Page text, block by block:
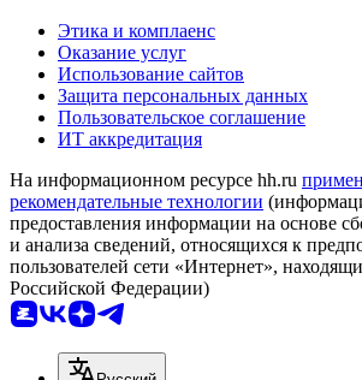
Этика и комплаенс
Оказание услуг
Использование сайтов
Защита персональных данных
Пользовательское соглашение
ИТ аккредитация
На информационном ресурсе hh.ru
рекомендательные технологии
предоставления информации на основе
и анализа сведений, относящихся к
пользователей сети «Интернет»,
Российской Федерации)